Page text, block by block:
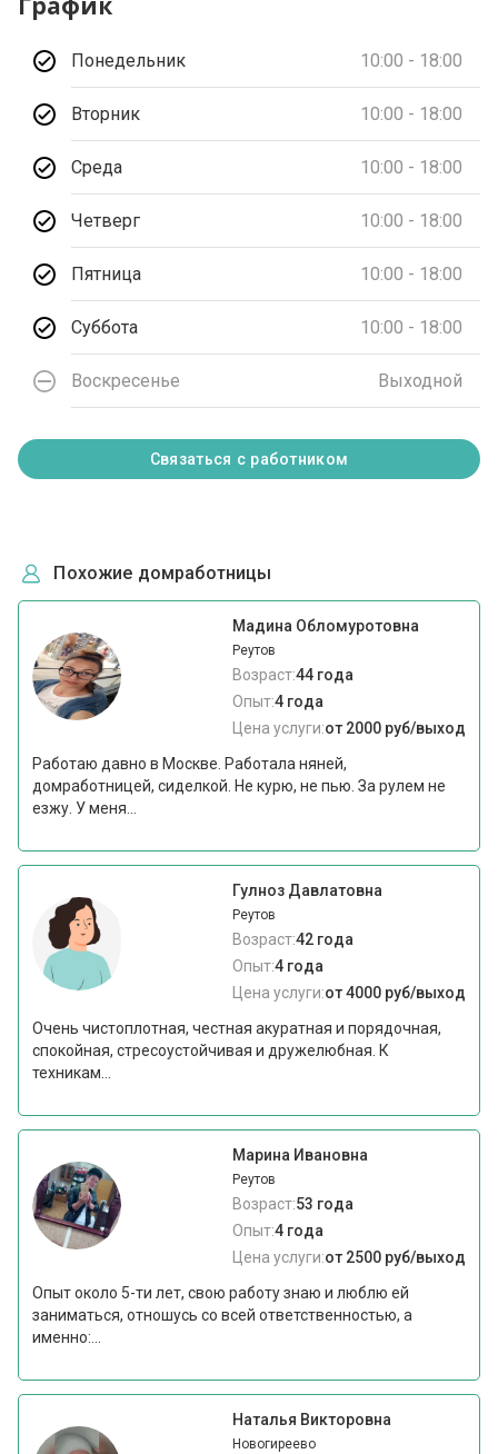
Понедельник 10:00 - 18:00
Вторник 10:00 - 18:00
Среда 10:00 - 18:00
Четверг 10:00 - 18:00
Пятница 10:00 - 18:00
Суббота 10:00 - 18:00
Воскресенье Выходной
Связаться с работником
Похожие домработницы
Мадина Обломуротовна
Реутов
Возраст:44 года
Опыт:4 года
Цена услуги:от 2000 руб/выход
Работаю давно в Москве. Работала няней,
домработницей, сиделкой. Не курю, не пью. За рулем не
езжу. У меня...
Гулноз Давлатовна
Реутов
Возраст:42 года
Опыт:4 года
Цена услуги:от 4000 руб/выход
Очень чистоплотная, честная акуратная и порядочная,
спокойная, стресоустойчивая и дружелюбная. К
техникам...
Марина Ивановна
Реутов
Возраст:53 года
Опыт:4 года
Цена услуги:от 2500 руб/выход
Опыт около 5-ти лет, свою работу знаю и люблю ей
заниматься, отношусь со всей ответственностью, а
именно:...
Наталья Викторовна
Новогиреево